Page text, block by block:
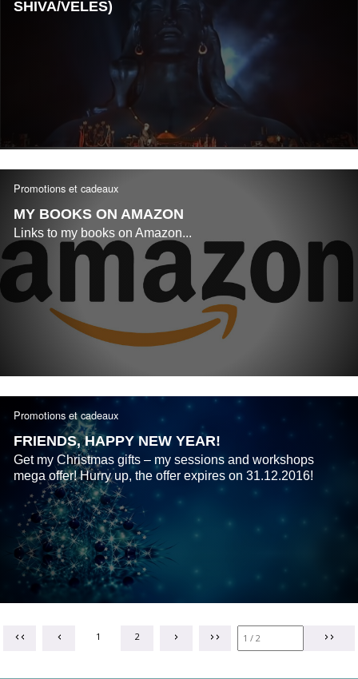
SHIVA/VELES)
Promotions et cadeaux
MY BOOKS ON AMAZON
Links to my books on Amazon...
Promotions et cadeaux
FRIENDS, HAPPY NEW YEAR!
Get my Christmas gifts – my sessions and workshops
mega offer! Hurry up, the offer expires on 31.12.2016!
1 2